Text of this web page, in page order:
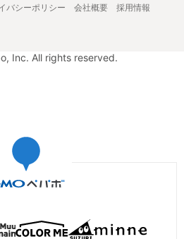
バシーポリシー 会社概要
採用情報
Inc. All rights reserved.